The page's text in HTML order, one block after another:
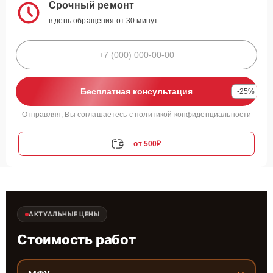
Срочный ремонт
в день обращения от 30 минут
Бесплатная консультация -25%
Отправляя, Вы соглашаетесь с политикой конфиденциальности
от 500₽
АКТУАЛЬНЫЕ ЦЕНЫ
Стоимость работ